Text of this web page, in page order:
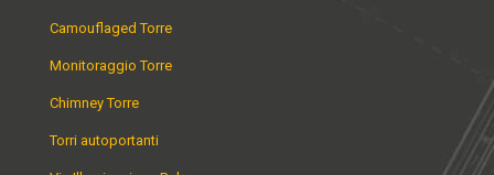
Camouflaged Torre
Monitoraggio Torre
Chimney Torre
Torri autoportanti